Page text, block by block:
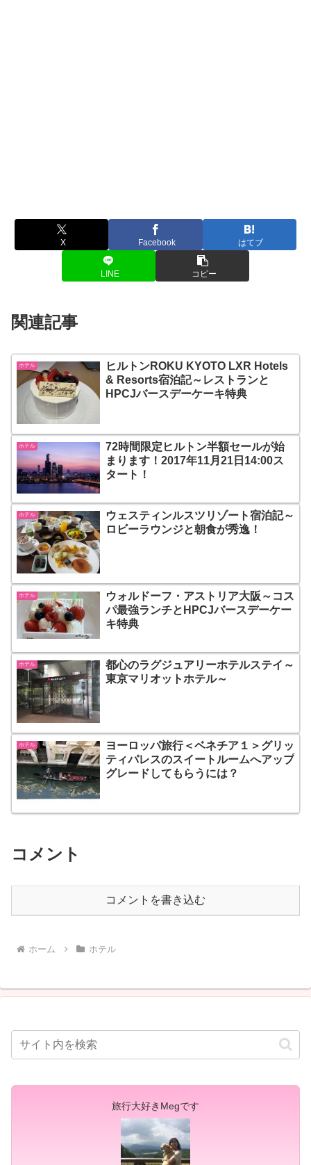
X Facebook はてブ
LINE コピー
関連記事
ホテル
ヒルトンROKU KYOTO LXR Hotels
& Resorts宿泊記～レストランと
HPCJバースデーケーキ特典
ホテル
72時間限定ヒルトン半額セールが始
まります！2017年11月21日14:00ス
タート！
ホテル
ウェスティンルスツリゾート宿泊記～
ロビーラウンジと朝食が秀逸！
ホテル
ウォルドーフ・アストリア大阪～コス
パ最強ランチとHPCJバースデーケー
キ特典
ホテル
都心のラグジュアリーホテルステイ～
東京マリオットホテル～
ホテル
ヨーロッパ旅行＜ベネチア１＞グリッ
ティパレスのスイートルームへアップ
グレードしてもらうには？
コメント
コメントを書き込む
ホーム ホテル
旅行大好きMegです